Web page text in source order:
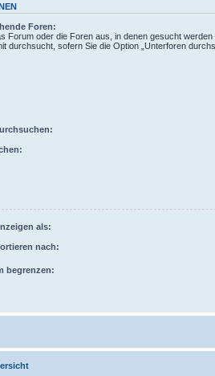
Foren:
Forum oder die Foren aus, in denen gesucht
durchsucht, sofern Sie die Option „Unterforen
als:
nach:
begrenzen: